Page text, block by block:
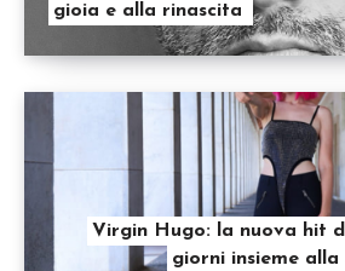
gioia e alla rinascita
Virgin Hugo: la nuova hit
giorni insieme